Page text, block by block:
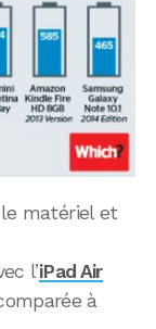
matériel et
l’iPad Air
à